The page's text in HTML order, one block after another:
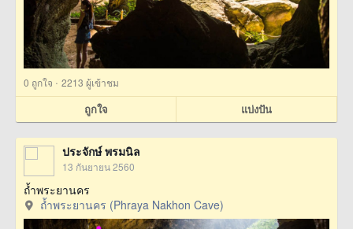
0 ถูกใจ · 2213 ผู้เข้าชม
ถูกใจ แบ่งปัน
ประจักษ์ พรมนิล
13 กันยายน 2560
ถ้ำพระยานคร
ถ้ำพระยานคร (Phraya Nakhon Cave)